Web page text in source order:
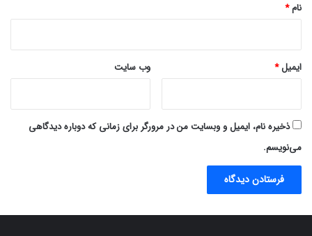
نام*
ایمیل* وب‌ سایت
ذخیره نام، ایمیل و وبسایت من در مرورگر برای زمانی که دوباره دیدگاهی
می‌نویسم.